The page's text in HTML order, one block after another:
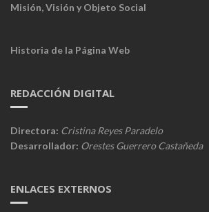
Misión, Visión y Objeto Social
Historia de la Página Web
REDACCIÓN DIGITAL
Directora: Cristina Reyes Paradelo
Desarrollador: Orestes Guerrero Castañeda
ENLACES EXTERNOS